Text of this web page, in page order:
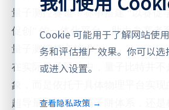
量子测控赛道！赛事搭建 “以赛促
促创” 的一体化平台，助力参赛者
量子测控核心技术。
在实际量子硬件中，量子比特并不
象，而是依托于具体物理平台实
超导量子比特、离子阱体系，还是
Cookie 可能用于了解网站使
务和评估推广效果。你可以
或进入设置。
查看隐私政策 →